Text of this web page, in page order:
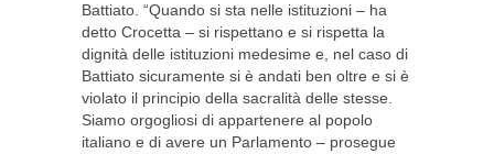
Battiato. “Quando si sta nelle istituzioni – ha
detto Crocetta – si rispettano e si rispetta la
dignità delle istituzioni medesime e, nel caso di
Battiato sicuramente si è andati ben oltre e si è
violato il principio della sacralità delle stesse.
Siamo orgogliosi di appartenere al popolo
italiano e di avere un Parlamento – prosegue